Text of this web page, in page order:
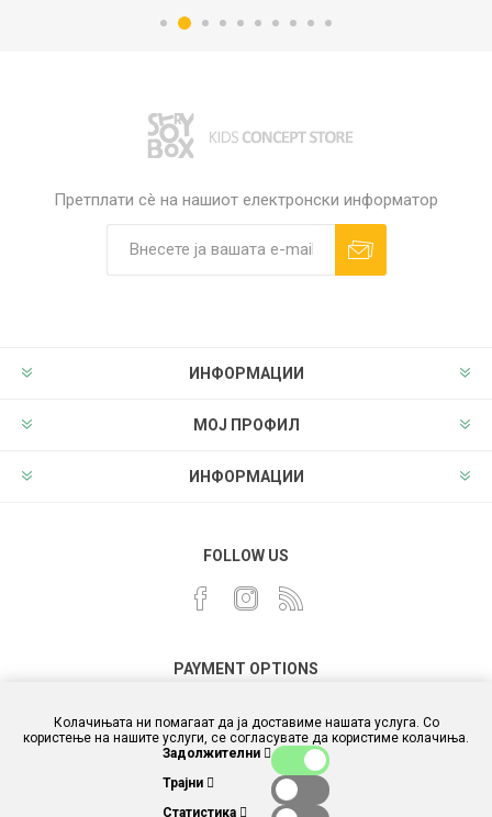
Претплати сè на нашиот електронски информатор
ИНФОРМАЦИИ
МОЈ ПРОФИЛ
ИНФОРМАЦИИ
FOLLOW US
PAYMENT OPTIONS
Колачињата ни помагаат да ја доставиме нашата услуга. Со
користење на нашите услуги, се согласувате да користиме колачиња.
Задолжителни
Трајни
Статистика